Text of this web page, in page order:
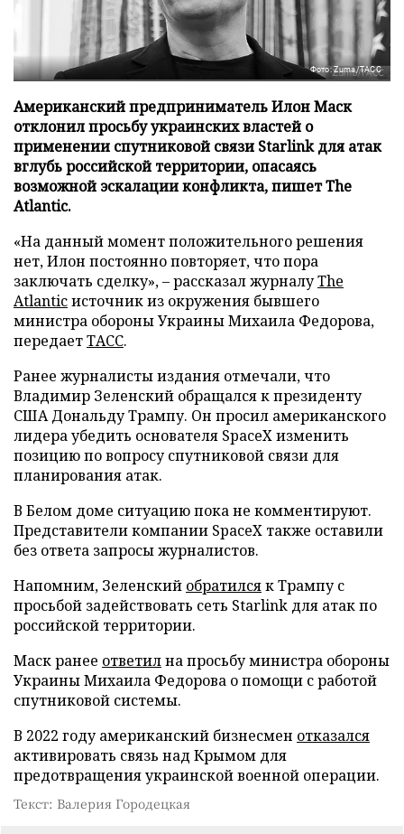
Фото: Zuma/ТАСС
Американский предприниматель Илон Маск
отклонил просьбу украинских властей о
применении спутниковой связи Starlink для атак
вглубь российской территории, опасаясь
возможной эскалации конфликта, пишет The
Atlantic.
«На данный момент положительного решения
нет, Илон постоянно повторяет, что пора
заключать сделку», – рассказал журналуThe
Atlanticисточник из окружения бывшего
министра обороны Украины Михаила Федорова,
передаетТАСС.
Ранее журналисты издания отмечали, что
Владимир Зеленский обращался к президенту
США Дональду Трампу. Он просил американского
лидера убедить основателя SpaceX изменить
позицию по вопросу спутниковой связи для
планирования атак.
В Белом доме ситуацию пока не комментируют.
Представители компании SpaceX также оставили
без ответа запросы журналистов.
Напомним, Зеленский обратилсяк Трампу с
просьбой задействовать сеть Starlink для атак по
российской территории.
Маск ранее ответилна просьбу министра обороны
Украины Михаила Федорова о помощи с работой
спутниковой системы.
В 2022 году американский бизнесмен отказался
активировать связь над Крымом для
предотвращения украинской военной операции.
Текст: Валерия Городецкая